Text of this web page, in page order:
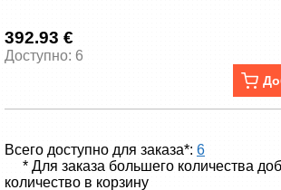
392.93 €
Доступно: 6
Всего доступно для заказа*: 6
* Для заказа большего количества
количество в корзину